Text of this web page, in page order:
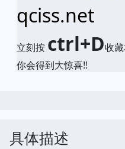
qciss.net
立刻按 ctrl+D收
你会得到大惊喜!!
具体描述